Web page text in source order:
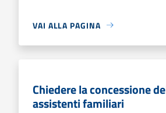
VAI ALLA PAGINA
Chiedere la concessione
assistenti familiari